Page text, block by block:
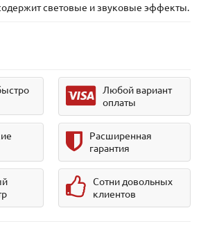
световые и звуковые эффекты.
Любой вариант
оплаты
Расширенная
гарантия
Сотни довольных
клиентов